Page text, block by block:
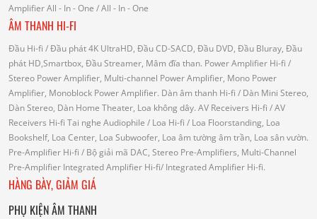
AmplifierAll - In - One / All - In - One
ÂM THANH HI-FI
Đầu Hi-fi / Đầu phát 4K UltraHD, Đầu CD-SACD, Đầu DVD, Đầu Bluray, Đầu
phát HD,Smartbox, Đầu Streamer, Mâm đĩa than. Power Amplifier Hi-fi /
Stereo Power Amplifier, Multi-channel Power Amplifier, Mono Power
Amplifier, Monoblock Power Amplifier. Dàn âm thanh Hi-fi / Dàn Mini Stereo,
Dàn Stereo, Dàn Home Theater, Loa không dây. AV Receivers Hi-fi / AV
Receivers Hi-fi Tai nghe Audiophile / Loa Hi-fi / Loa Floorstanding, Loa
Bookshelf, Loa Center, Loa Subwoofer, Loa âm tường âm trần, Loa sân vườn.
Pre-Amplifier Hi-fi / Bộ giải mã DAC, Stereo Pre-Amplifiers, Multi-Channel
Pre-Amplifier Integrated Amplifier Hi-fi/ Integrated Amplifier Hi-fi.
HÀNG BÀY, GIẢM GIÁ
PHỤ KIỆN ÂM THANH